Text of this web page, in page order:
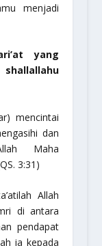
menjadi
yang
shallallahu
mencintai
dan
Maha
3:31)
Allah
di antara
pendapat
ia kepada